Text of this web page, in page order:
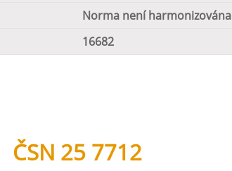
Norma není harmonizována
16682
ČSN 25 7712